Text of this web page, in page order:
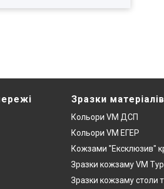
Зразки матеріалів
Кольори VM ДСП
Кольори VM ЕГЕР
Кожзами "Ексклюзив"
Зразки кожзаму VM
Зразки кожзаму